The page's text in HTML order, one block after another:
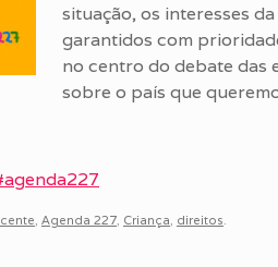
situação, os interesses
garantidos com
no centro do debate das
sobre o país que
Agenda 227 Criança direitos